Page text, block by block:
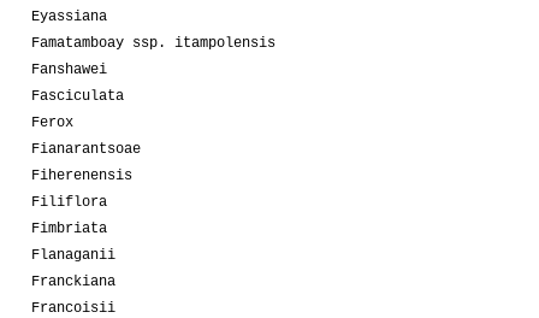
Eyassiana
Famatamboay ssp. itampolensis
Fanshawei
Fasciculata
Ferox
Fianarantsoae
Fiherenensis
Filiflora
Fimbriata
Flanaganii
Franckiana
Francoisii